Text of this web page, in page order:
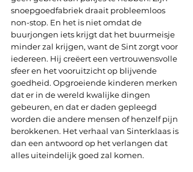
snoepgoedfabriek draait probleemloos
non-stop. En het is niet omdat de
buurjongen iets krijgt dat het buurmeisje
minder zal krijgen, want de Sint zorgt voor
iedereen. Hij creëert een vertrouwensvolle
sfeer en het vooruitzicht op blijvende
goedheid. Opgroeiende kinderen merken
dat er in de wereld kwalijke dingen
gebeuren, en dat er daden gepleegd
worden die andere mensen of henzelf pijn
berokkenen. Het verhaal van Sinterklaas is
dan een antwoord op het verlangen dat
alles uiteindelijk goed zal komen.